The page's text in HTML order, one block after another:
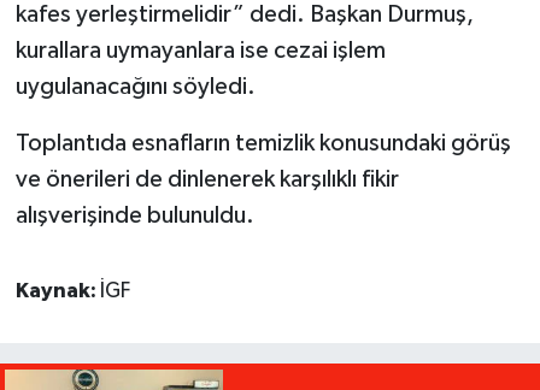
kafes yerleştirmelidir” dedi. Başkan Durmuş,
kurallara uymayanlara ise cezai işlem
uygulanacağını söyledi.
Toplantıda esnafların temizlik konusundaki görüş
ve önerileri de dinlenerek karşılıklı fikir
alışverişinde bulunuldu.
Kaynak: İGF